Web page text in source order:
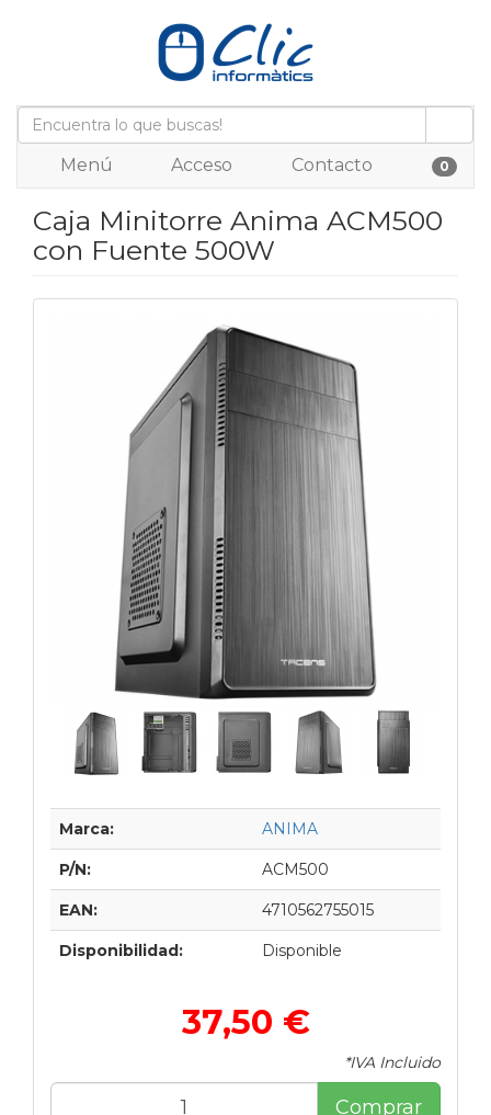
Menú Acceso Contacto 0
Caja Minitorre Anima ACM500
con Fuente 500W
Marca: ANIMA
P/N: ACM500
EAN: 4710562755015
Disponibilidad: Disponible
37,50 €
*IVA Incluido
Comprar